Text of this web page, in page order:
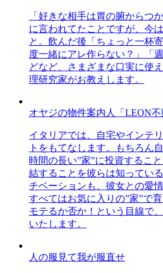
「好きな相手は胃の腑からつ
に言われてたことですが、今
と。飲んだ後「ちょっと一杯
度一緒にアレ作らない？」「
どなど、さまざまな口実に使
理研究家がお教えします。
オヤジの物件案内人「LEON不
イタリアでは、自宅やインテ
トをもてなします。もちろん
時間の長い”家”に投資するこ
結することを彼らは知ってい
チベーションも、彼女との愛
すべてはお気に入りの”家”で
モテるか否か！という目線で
いたします。
人の服見て我が服直せ